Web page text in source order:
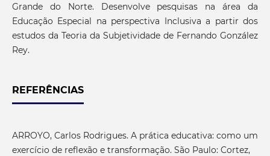
Grande do Norte. Desenvolve pesquisas na área da
Educação Especial na perspectiva Inclusiva a partir dos
estudos da Teoria da Subjetividade de Fernando González
Rey.
REFERÊNCIAS
ARROYO, Carlos Rodrigues. A prática educativa: como um
exercício de reflexão e transformação. São Paulo: Cortez,